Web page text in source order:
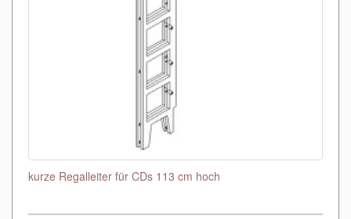
kurze Regalleiter für CDs 113 cm hoch